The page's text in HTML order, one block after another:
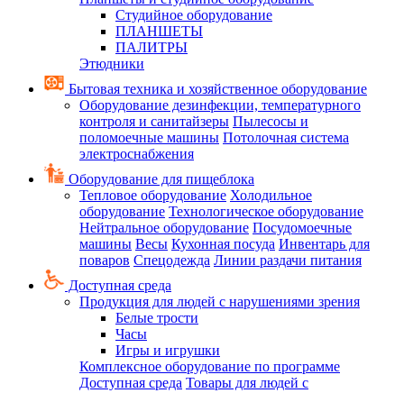
Студийное оборудование
ПЛАНШЕТЫ
ПАЛИТРЫ
Этюдники
Бытовая техника и хозяйственное оборудование
Оборудование дезинфекции, температурного
контроля и санитайзеры Пылесосы и
поломоечные машины Потолочная система
электроснабжения
Оборудование для пищеблока
Тепловое оборудование Холодильное
оборудование Технологическое оборудование
Нейтральное оборудование Посудомоечные
машины Весы Кухонная посуда Инвентарь для
поваров Спецодежда Линии раздачи питания
Доступная среда
Продукция для людей с нарушениями зрения
Белые трости
Часы
Игры и игрушки
Комплексное оборудование по программе
Доступная среда Товары для людей с